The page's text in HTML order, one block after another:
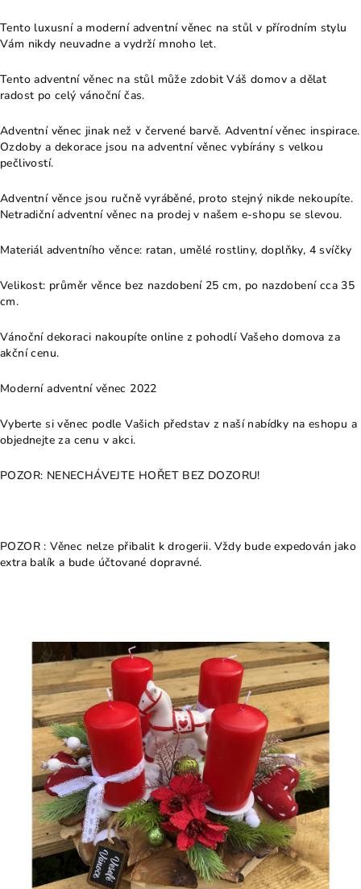
Tento luxusní a moderní adventní věnec na stůl v přírodním stylu
Vám nikdy neuvadne a vydrží mnoho let.
Tento adventní věnec na stůl může zdobit Váš domov a dělat
radost po celý vánoční čas.
Adventní věnec jinak než v červené barvě. Adventní věnec inspirace.
Ozdoby a dekorace jsou na adventní věnec vybírány s velkou
pečlivostí.
Adventní věnce jsou ručně vyráběné, proto stejný nikde nekoupíte.
Netradiční adventní věnec na prodej v našem e-shopu se slevou.
Materiál adventního věnce: ratan, umělé rostliny, doplňky, 4 svíčky
Velikost: průměr věnce bez nazdobení 25 cm, po nazdobení cca 35
cm.
Vánoční dekoraci nakoupíte online z pohodlí Vašeho domova za
akční cenu.
Moderní adventní věnec 2022
Vyberte si věnec podle Vašich představ z naší nabídky na eshopu a
objednejte za cenu v akci.
POZOR: NENECHÁVEJTE HOŘET BEZ DOZORU!
POZOR : Věnec nelze přibalit k drogerii. Vždy bude expedován jako
extra balík a bude účtované dopravné.